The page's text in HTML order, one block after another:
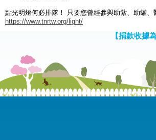
點光明燈何必排隊！ 只要您曾經參與助紮、助罐
https://www.tnrtw.org/light/
【捐款收據